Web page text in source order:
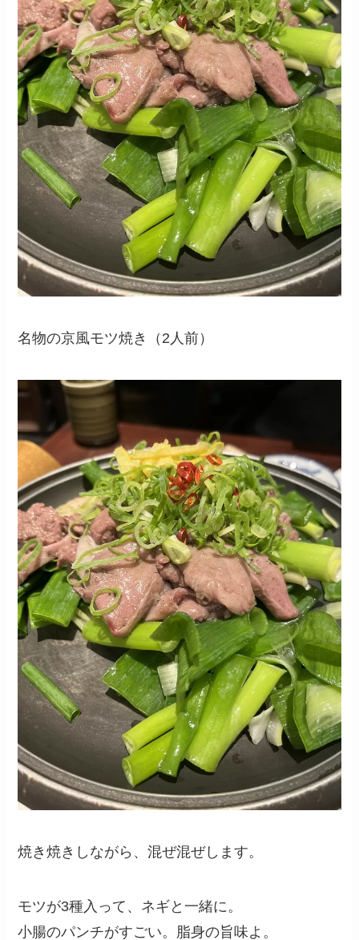
名物の京風モツ焼き（2人前）
焼き焼きしながら、混ぜ混ぜします。
モツが3種入って、ネギと一緒に。
小腸のパンチがすごい。脂身の旨味よ。